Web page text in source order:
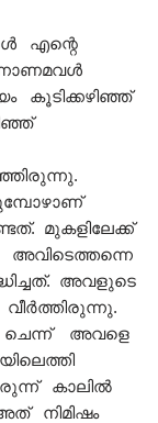
എന്റെ
കൂടിക്കഴിഞ്ഞ്
മുകളിലേക്ക്
അവിടെത്തന്നെ
അവളുടെ
ചെന്ന് അവളെ
കാലിൽ
നിമിഷം